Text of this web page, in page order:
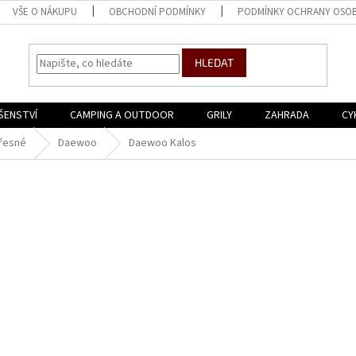
VŠE O NÁKUPU OBCHODNÍ PODMÍNKY PODMÍNKY OCHRANY
HLEDAT
CAMPING A OUTDOOR GRILY ZAHRADA
Daewoo Daewoo Kalos